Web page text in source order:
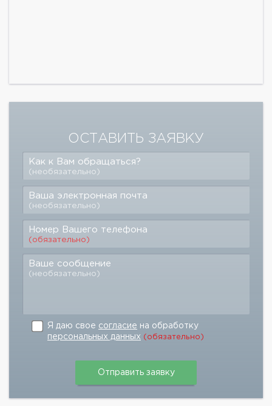
ОСТАВИТЬ ЗАЯВКУ
Как к Вам обращаться?
(необязательно)
Ваша электронная почта
(необязательно)
Номер Вашего телефона
(обязательно)
Ваше сообщение
(необязательно)
Я даю свое согласие на обработку
персональных данных (обязательно)